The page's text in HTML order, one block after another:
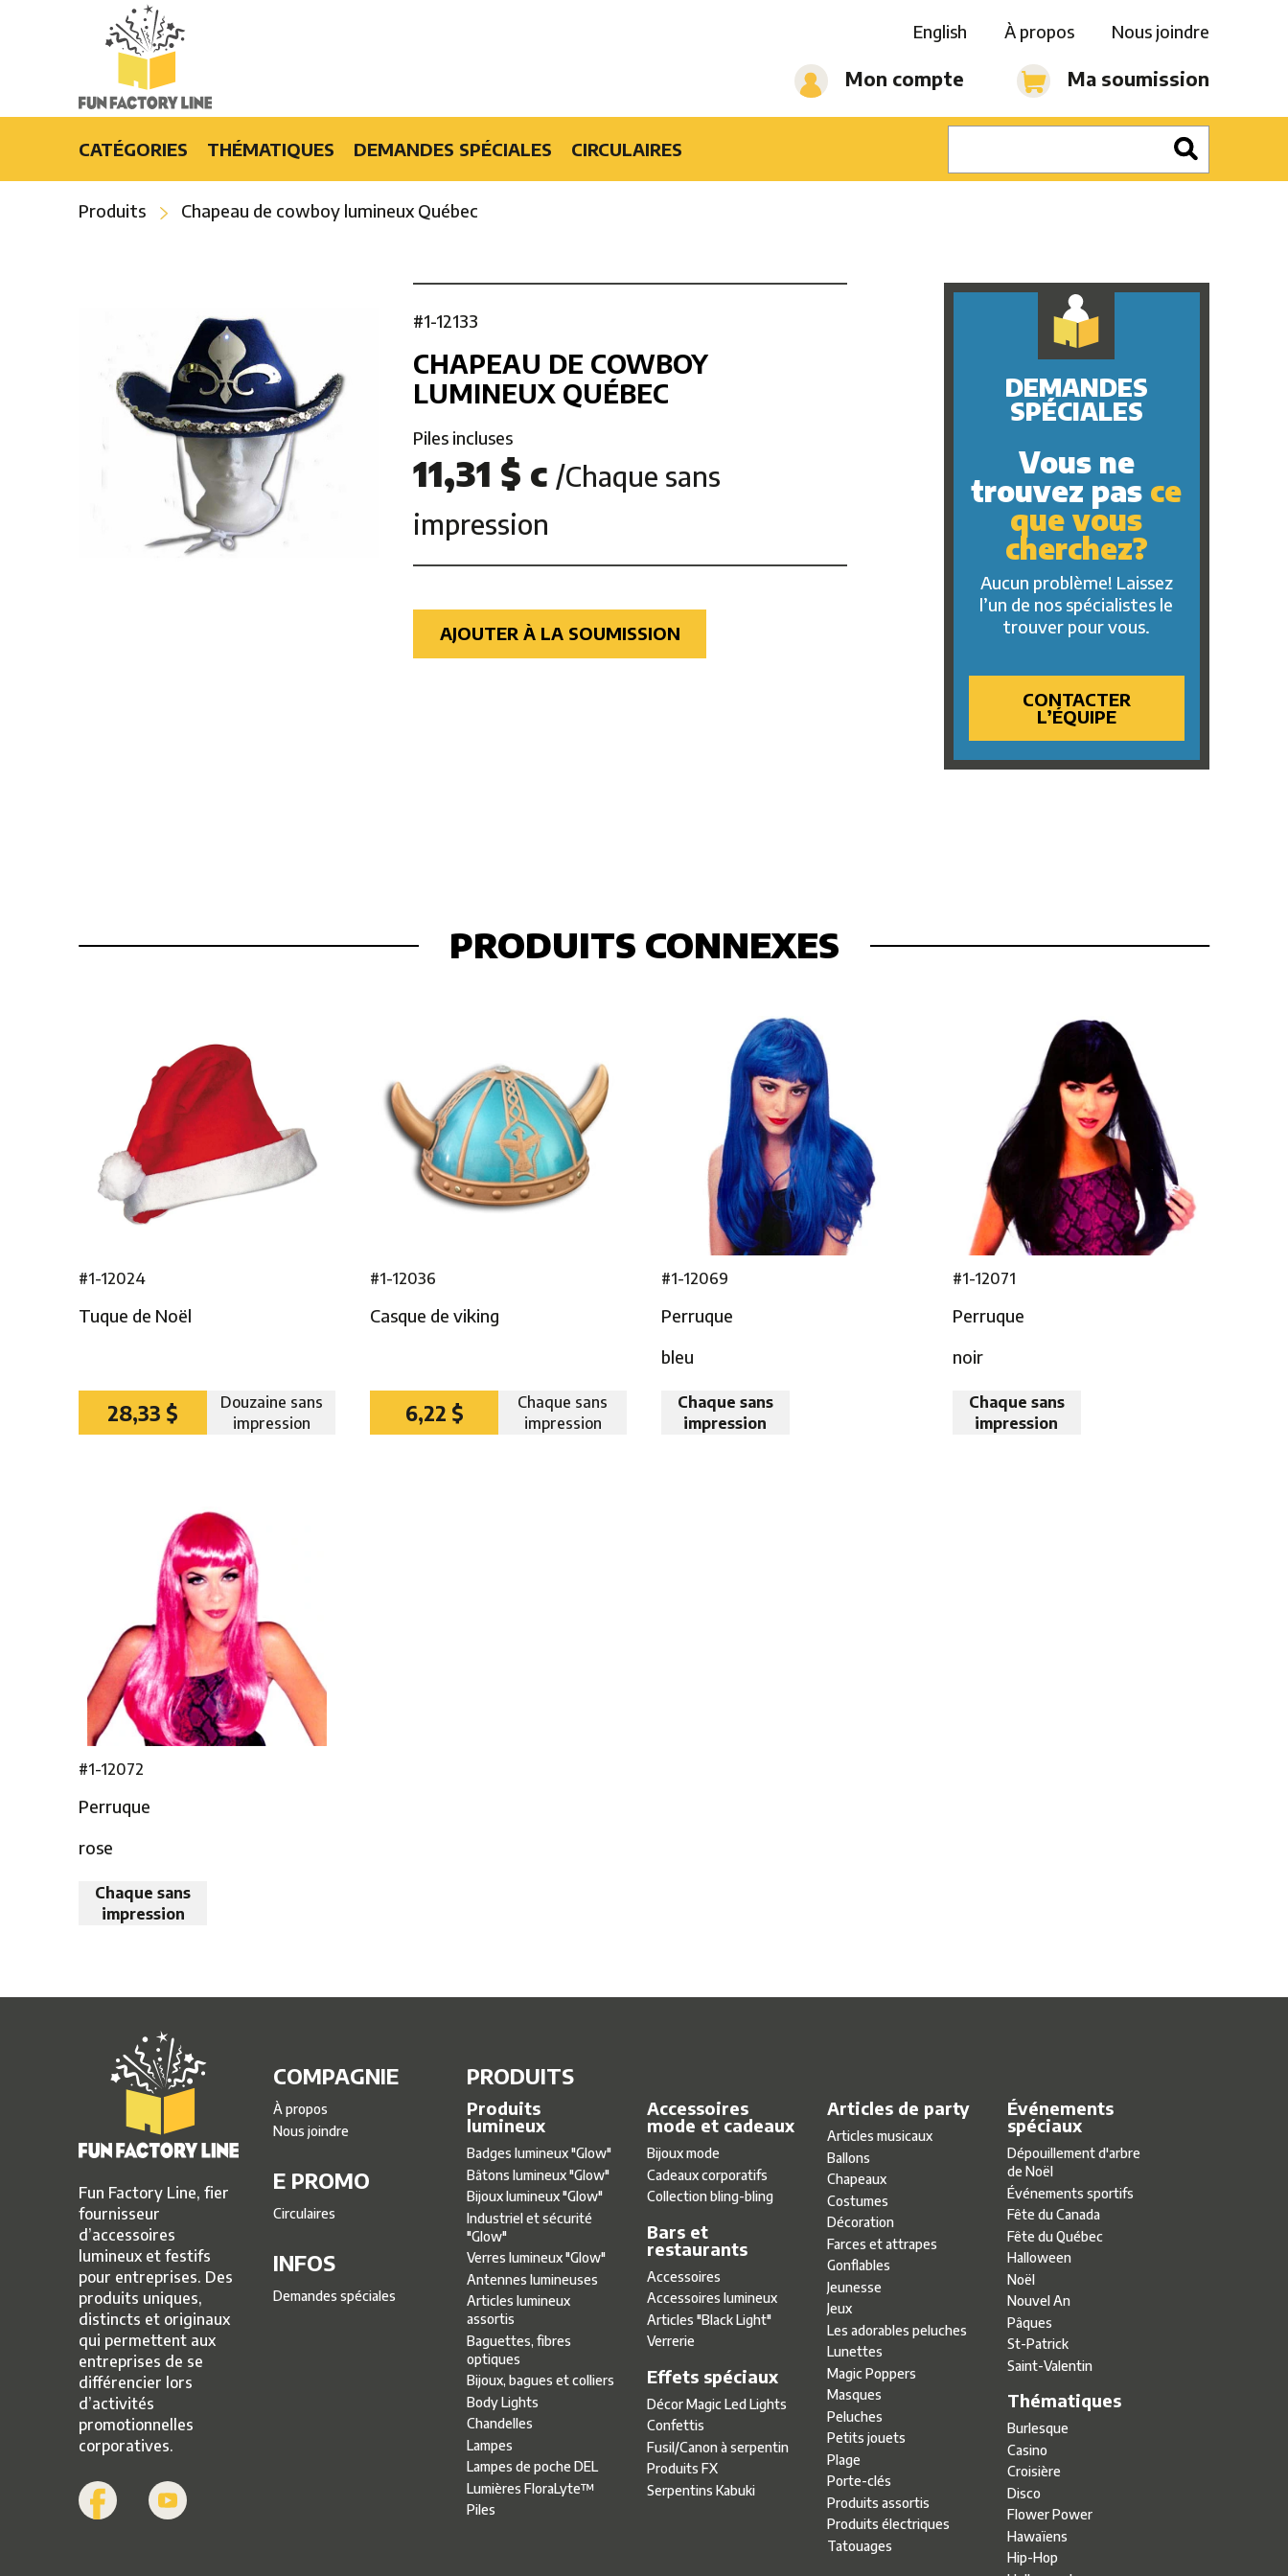
Nous joindre
À propos
English
Ma soumission
Mon compte
CATÉGORIES
Accessoires mode et cadeaux
Bars et restaurants
Effets spéciaux
THÉMATIQUES
Flower Power
Hawaïens
Hip-Hop
Hollywood
Mardi gras
Mille et une nuits
Pirate
Ruban rose
Rock 'n' Roll
Voyage autour du monde
DEMANDES SPÉCIALES CIRCULAIRES
Produits Chapeau de cowboy lumineux Québec
#1-12133
CHAPEAU DE COWBOY
LUMINEUX QUÉBEC
Piles incluses
11,31 $ c /Chaque sans
impression
AJOUTER À LA SOUMISSION
DEMANDES
SPÉCIALES
Vous ne
trouvez pas ce
que vous
cherchez?
Aucun problème! Laissez
l’un de nos spécialistes le
trouver pour vous.
CONTACTER
L’ÉQUIPE
PRODUITS CONNEXES
#1-12024
Tuque de Noël
28,33 $
Douzaine sans
impression
#1-12036
Casque de viking
6,22 $
Chaque sans
impression
#1-12069
Perruque
bleu
Chaque sans
impression
#1-12071
Perruque
noir
Chaque sans
impression
#1-12072
Perruque
rose
Chaque sans
impression
Fun Factory Line, fier
fournisseur
d’accessoires
lumineux et festifs
pour entreprises. Des
produits uniques,
distincts et originaux
qui permettent aux
entreprises de se
différencier lors
d’activités
promotionnelles
corporatives.
COMPAGNIE
À propos
Nous joindre
E PROMO
Circulaires
INFOS
Demandes spéciales
PRODUITS
Produits
lumineux
Badges lumineux ″Glow″
Bâtons lumineux ″Glow″
Bijoux lumineux ″Glow″
Industriel et sécurité
″Glow″
Verres lumineux ″Glow″
Antennes lumineuses
Articles lumineux
assortis
Baguettes, fibres
optiques
Bijoux, bagues et colliers
Body Lights
Chandelles
Lampes
Lampes de poche DEL
Lumières FloraLyte™
Piles
Accessoires
mode et cadeaux
Bijoux mode
Cadeaux corporatifs
Collection bling-bling
Articles de party
Articles musicaux
Ballons
Chapeaux
Costumes
Décoration
Farces et attrapes
Gonflables
Jeunesse
Jeux
Les adorables peluches
Lunettes
Magic Poppers
Masques
Peluches
Petits jouets
Plage
Porte-clés
Produits assortis
Produits électriques
Tatouages
Événements
spéciaux
Dépouillement d'arbre
de Noël
Événements sportifs
Fête du Canada
Fête du Québec
Halloween
Noël
Nouvel An
Pâques
St-Patrick
Saint-Valentin
Bars et
restaurants
Accessoires
Accessoires lumineux
Articles ″Black Light″
Verrerie
Effets spéciaux
Décor Magic Led Lights
Confettis
Fusil/Canon à serpentin
Produits FX
Serpentins Kabuki
Thématiques
Burlesque
Casino
Croisière
Disco
Flower Power
Hawaïens
Hip-Hop